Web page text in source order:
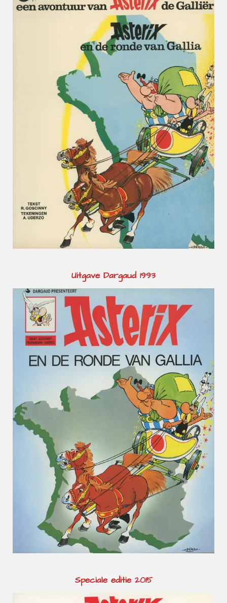
Uitgave Dargaud 1993
Speciale editie 2015